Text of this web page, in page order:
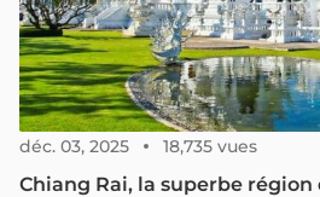
déc. 03, 2025 18,735 vues
Chiang Rai, la superbe